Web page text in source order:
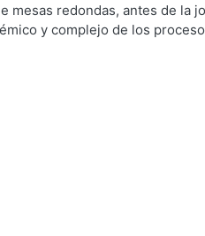
Víctor Manuel;Tejera
Vázquez, Francisco;Devoto,
mesas redondas, antes de la
y complejo de los